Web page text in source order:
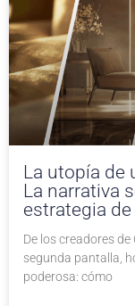
La utopía de
La narrativa
estrategia
De los creadores
segunda pantalla,
poderosa: cómo